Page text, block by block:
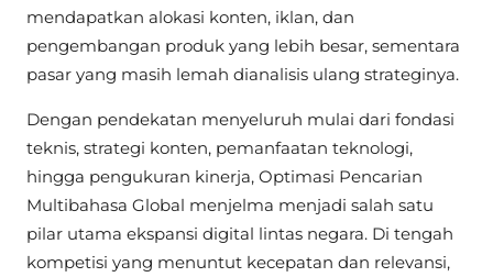
mendapatkan alokasi konten, iklan, dan
pengembangan produk yang lebih besar, sementara
pasar yang masih lemah dianalisis ulang strateginya.
Dengan pendekatan menyeluruh mulai dari fondasi
teknis, strategi konten, pemanfaatan teknologi,
hingga pengukuran kinerja, Optimasi Pencarian
Multibahasa Global menjelma menjadi salah satu
pilar utama ekspansi digital lintas negara. Di tengah
kompetisi yang menuntut kecepatan dan relevansi,